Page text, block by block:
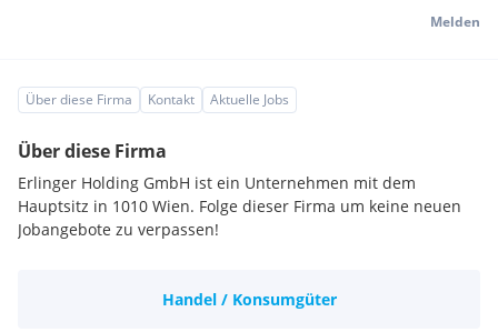
Melden
Über diese Firma Kontakt Aktuelle Jobs
Über diese Firma
Erlinger Holding GmbH ist ein Unternehmen mit dem
Hauptsitz in 1010 Wien. Folge dieser Firma um keine neuen
Jobangebote zu verpassen!
Handel / Konsumgüter